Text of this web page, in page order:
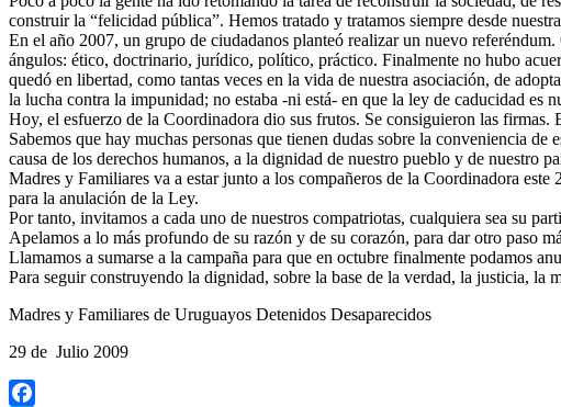
construir la “felicidad pública”. Hemos tratado y tratamos siempre desde
En el año 2007, un grupo de ciudadanos planteó realizar un nuevo
ángulos: ético, doctrinario, jurídico, político, práctico. Finalmente no hubo
quedó en libertad, como tantas veces en la vida de nuestra asociación, de
la lucha contra la impunidad; no estaba -ni está- en que la ley de caducidad es
Hoy, el esfuerzo de la Coordinadora dio sus frutos. Se consiguieron las
Sabemos que hay muchas personas que tienen dudas sobre la conveniencia
causa de los derechos humanos, a la dignidad de nuestro pueblo y de nuestro
Madres y Familiares va a estar junto a los compañeros de la Coordinadora
para la anulación de la Ley.
Por tanto, invitamos a cada uno de nuestros compatriotas, cualquiera sea su
Apelamos a lo más profundo de su razón y de su corazón, para dar otro paso
Llamamos a sumarse a la campaña para que en octubre finalmente podamos
Para seguir construyendo la dignidad, sobre la base de la verdad, la justicia, la
Madres y Familiares de Uruguayos Detenidos Desaparecidos
29 de Julio 2009